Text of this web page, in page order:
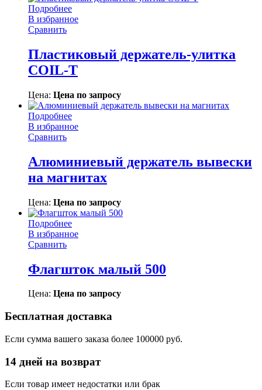
Подробнее
В избранное
Сравнить
Пластиковый держатель-улитка
COIL-T
Цена: Цена по запросу
Подробнее
В избранное
Сравнить
Алюминиевый держатель вывески
на магнитах
Цена: Цена по запросу
Подробнее
В избранное
Сравнить
Флагшток малый 500
Цена: Цена по запросу
Бесплатная доставка
Если сумма вашего заказа более 100000 руб.
14 дней на возврат
Если товар имеет недостатки или брак